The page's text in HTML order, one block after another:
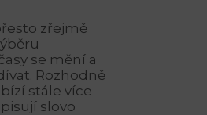
zřejmě
se mění a
Rozhodně
stále více
slovo